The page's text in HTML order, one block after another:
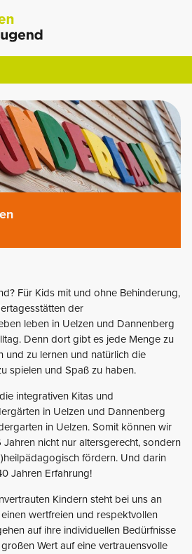
Für Kids mit und ohne Behinderung,
der
leben in Uelzen und Dannenberg
Denn dort gibt es jede Menge zu
und zu lernen und natürlich die
spielen und Spaß zu haben.
integrativen Kitas und
in Uelzen und Dannenberg
in Uelzen. Somit können wir
nicht nur altersgerecht, sondern
fördern. Und darin
Jahren Erfahrung!
Kindern steht bei uns an
wertfreien und respektvollen
auf ihre individuellen Bedürfnisse
Wert auf eine vertrauensvolle